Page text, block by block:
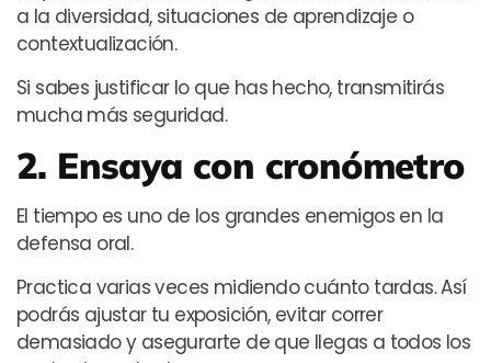
a la diversidad, situaciones de aprendizaje o
contextualización.
Si sabes justificar lo que has hecho, transmitirás
mucha más seguridad.
2. Ensaya con cronómetro
El tiempo es uno de los grandes enemigos en la
defensa oral.
Practica varias veces midiendo cuánto tardas. Así
podrás ajustar tu exposición, evitar correr
demasiado y asegurarte de que llegas a todos los